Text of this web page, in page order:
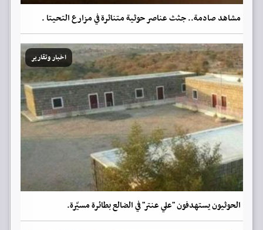
مشاهد صادمة.. جثث عناصر حوثية متناثرة في مزارع التحيتا .
اخبار وتقارير
الحوثيون يستهدفون "علي عنتر" في الضالع بطائرة مسيّرة.